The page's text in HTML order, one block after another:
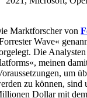
Marktforscher von
Wave«
Die
meinen
um
zu können, sind
Dollar mit